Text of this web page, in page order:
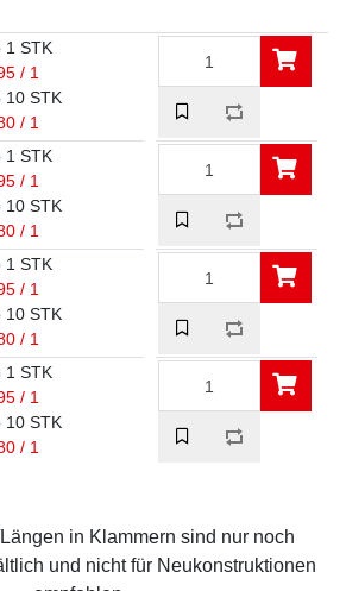
1 STK
/ 1
10 STK
/ 1
1 STK
/ 1
10 STK
/ 1
1 STK
/ 1
10 STK
/ 1
1 STK
/ 1
10 STK
/ 1
in Klammern sind nur noch
und nicht für Neukonstruktionen